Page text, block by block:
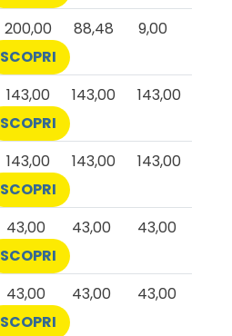
200,00 88,48
9,00
SCOPRI
143,00 143,00
143,00
SCOPRI
143,00 143,00
143,00
SCOPRI
43,00 43,00
43,00
SCOPRI
43,00 43,00
43,00
SCOPRI